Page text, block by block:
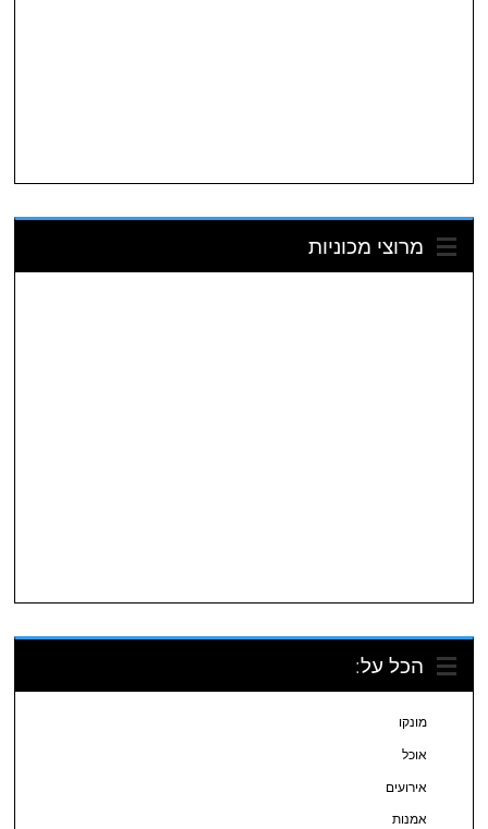
מרוצי מכוניות
הכל על:
מונקו
אוכל
אירועים
אמנות